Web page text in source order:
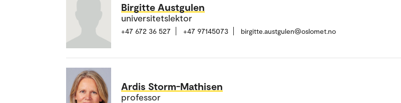
Birgitte Austgulen
universitetslektor
+47 672 36 527 +47 97145073 birgitte.austgulen@oslomet.no
Ardis Storm-Mathisen
professor